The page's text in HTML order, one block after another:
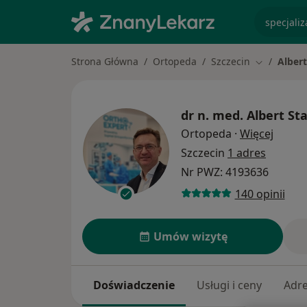
Strona Główna Ortopeda Szczecin Zmień
dr n. med. Albert
Ortopeda · Więcej
Szczecin 1 adres
Nr PWZ: 4193636
140 opinii
Umów wizytę
Doświadczenie Usługi i ceny